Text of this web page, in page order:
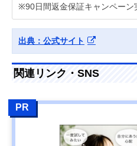
※90日間返金保証キャンペーン
出典：公式サイト
関連リンク・SNS
PR